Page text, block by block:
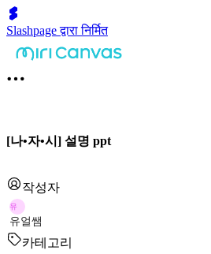
Slashpage द्वारा निर्मित
[나•자•시] 설명 ppt
작성자
유
유얼쌤
카테고리